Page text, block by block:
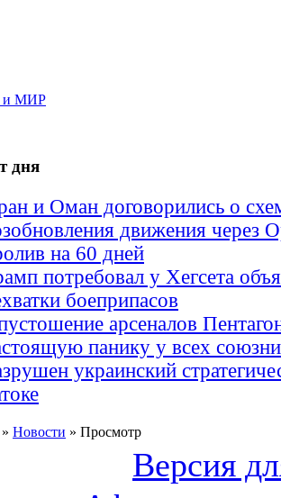
МИР
дня
и Оман договорились о
движения через
на 60 дней
потребовал у Хегсета
боеприпасов
арсеналов
панику у всех
украинский
» Новости » Просмотр
Версия